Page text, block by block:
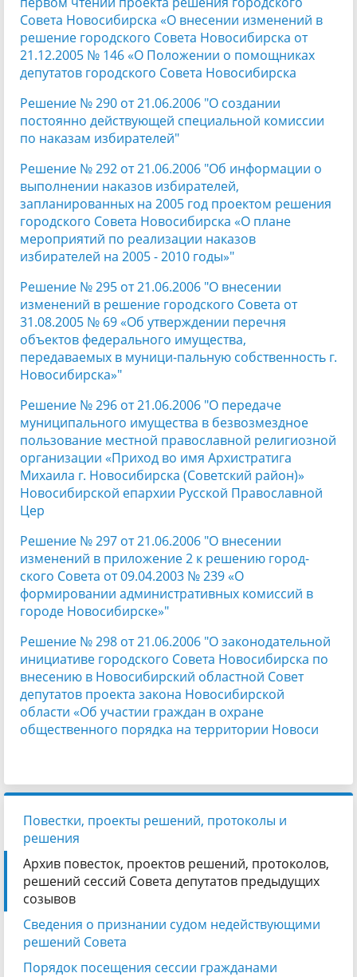
Совета Новосибирска «О внесении изменений в
решение городского Совета Новосибирска от
21.12.2005 № 146 «О Положении о помощниках
депутатов городского Совета Новосибирска
Решение № 290 от 21.06.2006 "О создании
постоянно действующей специальной комиссии
по наказам избирателей"
Решение № 292 от 21.06.2006 "Об информации о
выполнении наказов избирателей,
запланированных на 2005 год проектом решения
городского Совета Новосибирска «О плане
мероприятий по реализации наказов
избирателей на 2005 - 2010 годы»"
Решение № 295 от 21.06.2006 "О внесении
изменений в решение городского Совета от
31.08.2005 № 69 «Об утверждении перечня
объектов федерального имущества,
передаваемых в муници-пальную собственность г.
Новосибирска»"
Решение № 296 от 21.06.2006 "О передаче
муниципального имущества в безвозмездное
пользование местной православной религиозной
организации «Приход во имя Архистратига
Михаила г. Новосибирска (Советский район)»
Новосибирской епархии Русской Православной
Цер
Решение № 297 от 21.06.2006 "О внесении
изменений в приложение 2 к решению город-
ского Совета от 09.04.2003 № 239 «О
формировании административных комиссий в
городе Новосибирске»"
Решение № 298 от 21.06.2006 "О законодательной
инициативе городского Совета Новосибирска по
внесению в Новосибирский областной Совет
депутатов проекта закона Новосибирской
области «Об участии граждан в охране
общественного порядка на территории Новоси
Повестки, проекты решений, протоколы и
решения
Архив повесток, проектов решений, протоколов,
решений сессий Совета депутатов предыдущих
созывов
Сведения о признании судом недействующими
решений Совета
Порядок посещения сессии гражданами